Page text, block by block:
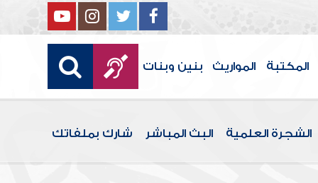
المكتبة المواريث بنين وبنات
الشجرة العلمية البث المباشر شارك بملفاتك